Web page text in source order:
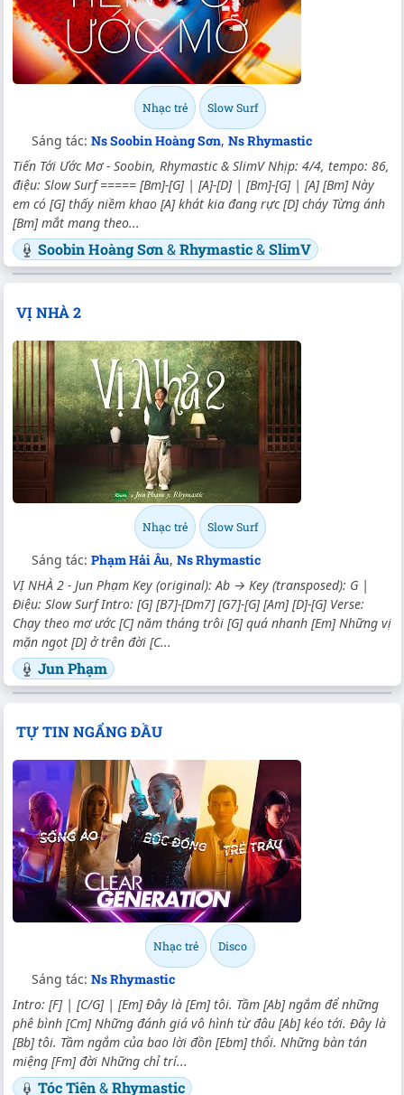
Nhạc trẻ Slow Surf
Sáng tác: Ns Soobin Hoàng Sơn, Ns Rhymastic
Tiến Tới Ước Mơ - Soobin, Rhymastic & SlimV Nhịp: 4/4, tempo: 86,
điệu: Slow Surf ===== [Bm]-[G] | [A]-[D] | [Bm]-[G] | [A] [Bm] Này
em có [G] thấy niềm khao [A] khát kia đang rực [D] cháy Từng ánh
[Bm] mắt mang theo...
Soobin Hoàng Sơn&Rhymastic&SlimV
VỊ NHÀ 2
Nhạc trẻ Slow Surf
Sáng tác: Phạm Hải Âu, Ns Rhymastic
VỊ NHÀ 2 - Jun Phạm Key (original): Ab → Key (transposed): G |
Điệu: Slow Surf Intro: [G] [B7]-[Dm7] [G7]-[G] [Am] [D]-[G] Verse:
Chạy theo mơ ước [C] năm tháng trôi [G] quá nhanh [Em] Những vị
mặn ngọt [D] ở trên đời [C...
Jun Phạm
TỰ TIN NGẨNG ĐẦU
Nhạc trẻ Disco
Sáng tác: Ns Rhymastic
Intro: [F] | [C/G] | [Em] Đây là [Em] tôi. Tầm [Ab] ngắm để những
phê bình [Cm] Những đánh giá vô hình từ đâu [Ab] kéo tới. Đây là
[Bb] tôi. Tầm ngắm của bao lời đồn [Ebm] thổi. Những bàn tán
miệng [Fm] đời Những chỉ trí...
Tóc Tiên&Rhymastic